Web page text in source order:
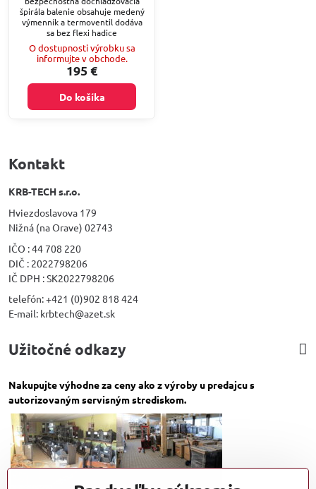
špirála balenie obsahuje medený
výmenník a termoventil dodáva
sa bez flexi hadice
O dostupnosti výrobku sa
informujte v obchode.
195 €
Do košíka
Kontakt
KRB-TECH s.r.o.
Hviezdoslavova 179
Nižná (na Orave) 02743
IČO : 44 708 220
DIČ : 2022798206
IČ DPH : SK2022798206
telefón: +421 (0)902 818 424
E-mail: krbtech@azet.sk
Užitočné odkazy
Nakupujte výhodne za ceny ako z výroby u predajcu s
autorizovaným servisným strediskom.